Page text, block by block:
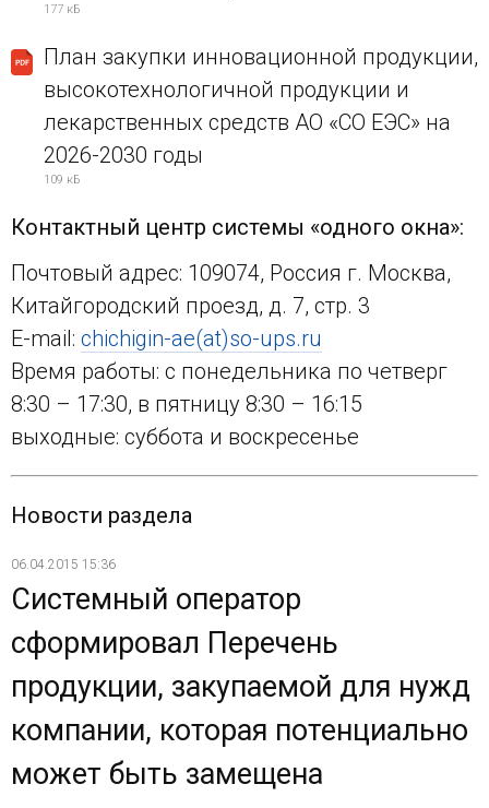
177 кБ
План закупки инновационной продукции,
высокотехнологичной продукции и
лекарственных средств АО «СО ЕЭС» на
2026-2030 годы
109 кБ
Контактный центр системы «одного окна»:
Почтовый адрес: 109074, Россия г. Москва,
Китайгородский проезд, д. 7, стр. 3
E-mail: chichigin-ae(at)so-ups.ru
Время работы: с понедельника по четверг
8:30 – 17:30, в пятницу 8:30 – 16:15
выходные: суббота и воскресенье
Новости раздела
06.04.2015 15:36
Системный оператор
сформировал Перечень
продукции, закупаемой для нужд
компании, которая потенциально
может быть замещена